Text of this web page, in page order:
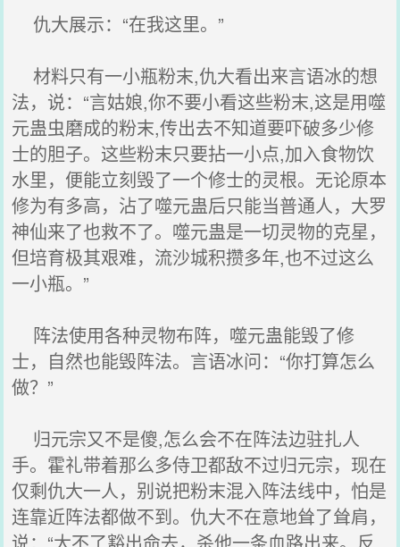
仇大展示：“在我这里。”
材料只有一小瓶粉末,仇大看出来言语冰的想
法，说：“言姑娘,你不要小看这些粉末,这是用噬
元蛊虫磨成的粉末,传出去不知道要吓破多少修
士的胆子。这些粉末只要拈一小点,加入食物饮
水里，便能立刻毁了一个修士的灵根。无论原本
修为有多高，沾了噬元蛊后只能当普通人，大罗
神仙来了也救不了。噬元蛊是一切灵物的克星，
但培育极其艰难，流沙城积攒多年,也不过这么
一小瓶。”
阵法使用各种灵物布阵，噬元蛊能毁了修
士，自然也能毁阵法。言语冰问：“你打算怎么
做？”
归元宗又不是傻,怎么会不在阵法边驻扎人
手。霍礼带着那么多侍卫都敌不过归元宗，现在
仅剩仇大一人，别说把粉末混入阵法线中，怕是
连靠近阵法都做不到。仇大不在意地耸了耸肩，